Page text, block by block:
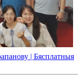
| Бясплатныя